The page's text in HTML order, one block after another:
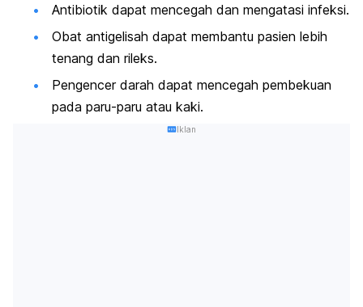
Antibiotik dapat mencegah dan mengatasi infeksi.
Obat antigelisah dapat membantu pasien lebih
tenang dan rileks.
Pengencer darah dapat mencegah pembekuan
pada paru-paru atau kaki.
Iklan